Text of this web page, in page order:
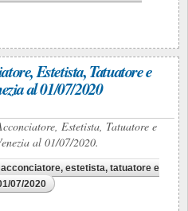
Estetista, Tatuatore e
al 01/07/2020
Estetista, Tatuatore e
al 01/07/2020.
estetista, tatuatore e
07/2020